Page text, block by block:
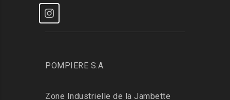
POMPIERE S.A.
Zone Industrielle de la Jambette